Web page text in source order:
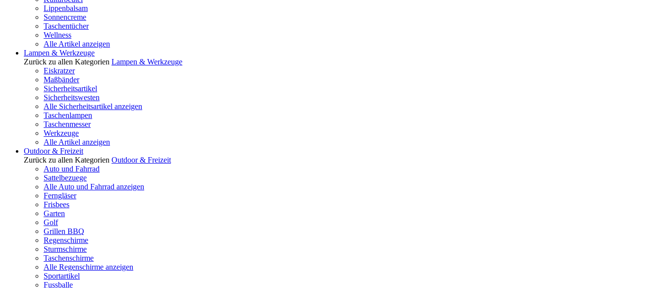
Lippenbalsam
Sonnencreme
Taschentücher
Wellness
Alle Artikel anzeigen
Lampen & Werkzeuge
Zurück zu allen Kategorien Lampen & Werkzeuge
Eiskratzer
Maßbänder
Sicherheitsartikel
Sicherheitswesten
Alle Sicherheitsartikel anzeigen
Taschenlampen
Taschenmesser
Werkzeuge
Alle Artikel anzeigen
Outdoor & Freizeit
Zurück zu allen Kategorien Outdoor & Freizeit
Auto und Fahrrad
Sattelbezuege
Alle Auto und Fahrrad anzeigen
Ferngläser
Frisbees
Garten
Golf
Grillen BBQ
Regenschirme
Sturmschirme
Taschenschirme
Alle Regenschirme anzeigen
Sportartikel
Fussballe